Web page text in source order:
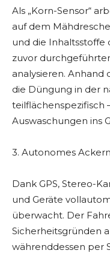
Als „Korn-Sensor“
auf dem
und die Inhaltsstoffe
zuvor
analysieren.
die Düngung in der
teilflächenspezifisch
Auswaschungen ins
3. Autonomes
Dank GPS, Stereo-
und Geräte
überwacht. Der
Sicherheitsgründen
währenddessen per